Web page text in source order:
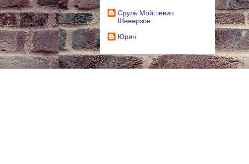
Сруль Мойшевич
Шнеерзон
Юрич